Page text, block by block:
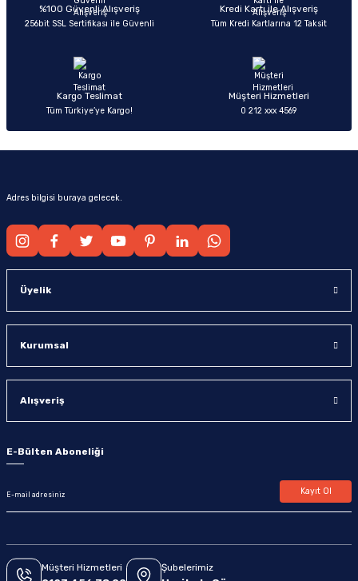
Ürün bilgilerinde hatalar bulunuyor.
Ürün fiyatı diğer sitelerden daha pahalı.
%100 Güvenli Alışveriş
256bit SSL Sertifikası ile Güvenli
Kredi Kartı ile Alışveriş
Tüm Kredi Kartlarına 12 Taksit
Kargo Teslimat
Tüm Türkiye’ye Kargo!
Müşteri Hizmetleri
0 212 xxx 4569
Adres bilgisi buraya gelecek.
Üyelik
Kurumsal
Alışveriş
E-Bülten Aboneliği
Kayıt Ol
Müşteri Hizmetleri Şubelerimiz